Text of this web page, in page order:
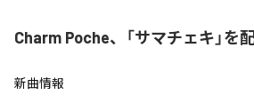
Charm Poche、「サマチェキ」を
新曲情報